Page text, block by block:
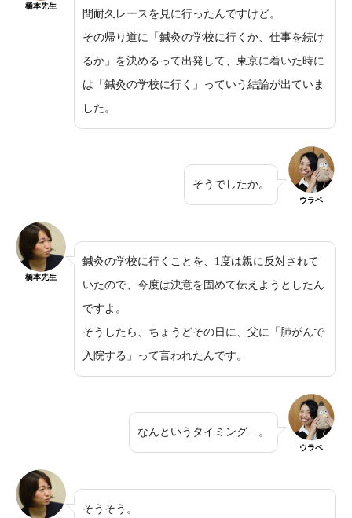
橋本先生
間耐久レースを見に行ったんですけど。
その帰り道に「鍼灸の学校に行くか、仕事を続け
るか」を決めるって出発して、東京に着いた時に
は「鍼灸の学校に行く」っていう結論が出ていま
した。
そうでしたか。
ウラベ
橋本先生
鍼灸の学校に行くことを、1度は親に反対されて
いたので、今度は決意を固めて伝えようとしたん
ですよ。
そうしたら、ちょうどその日に、父に「肺がんで
入院する」って言われたんです。
なんというタイミング…。
ウラベ
そうそう。